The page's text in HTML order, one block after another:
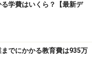
学費はいくら？【最新デ
でにかかる教育費は935万